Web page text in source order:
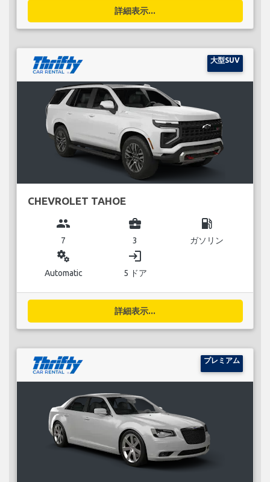
詳細表示...
大型SUV
CHEVROLET TAHOE
group
7
business_center
3
local_gas_station
ガソリン
miscellaneous_services
Automatic
login
5 ドア
詳細表示...
プレミアム